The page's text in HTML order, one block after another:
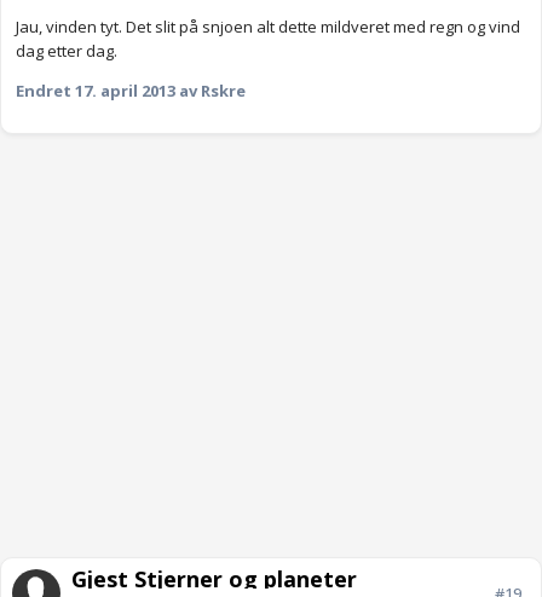
Jau, vinden tyt. Det slit på snjoen alt dette mildveret med regn og vind
dag etter dag.
Endret 17. april 2013 av Rskre
Gjest Stjerner og planeter